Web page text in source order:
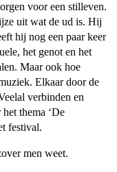
voor een stilleven.
uit wat de ud is. Hij
hij nog een paar keer
het genot en het
Maar ook hoe
Elkaar door de
verbinden en
thema ‘De
festival.
men weet.